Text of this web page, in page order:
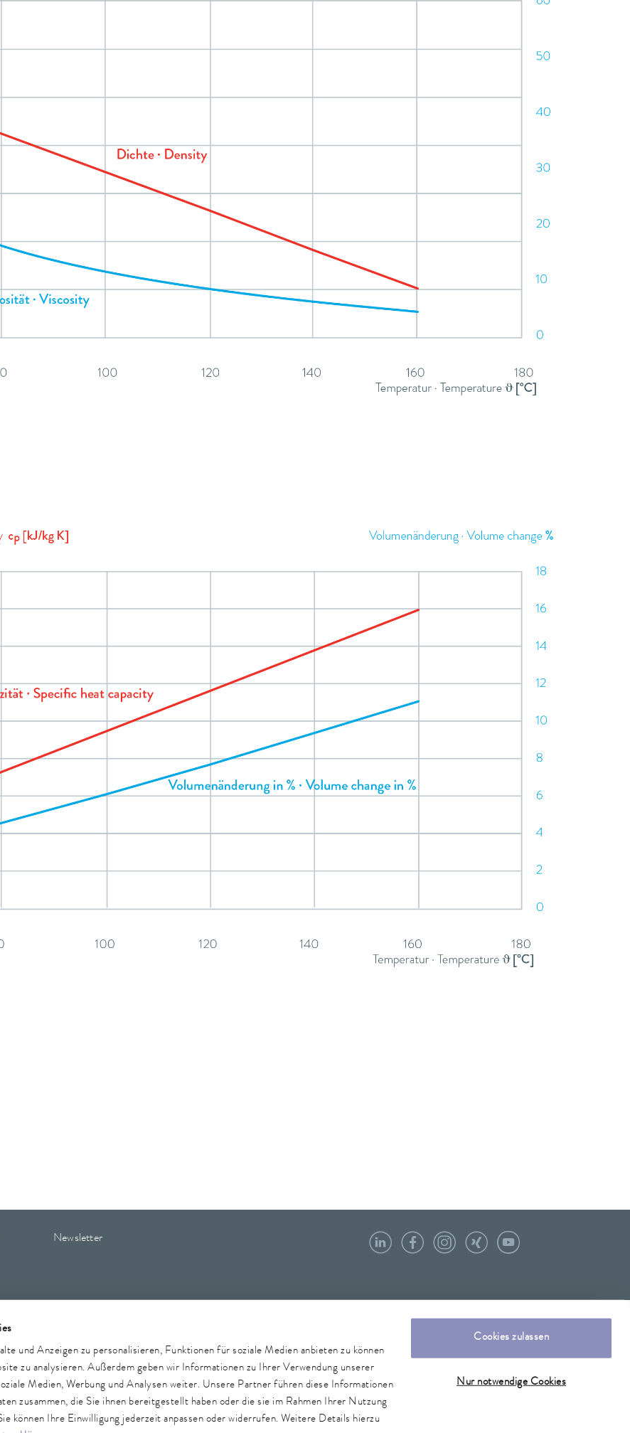
und Anzeigen zu personalisieren, Funktionen für soziale Medien anbieten zu können
zu analysieren. Außerdem geben wir Informationen zu Ihrer Verwendung unserer
Medien, Werbung und Analysen weiter. Unsere Partner führen diese Informationen
zusammen, die Sie ihnen bereitgestellt haben oder die sie im Rahmen Ihrer Nutzung
können Ihre Einwilligung jederzeit anpassen oder widerrufen. Weitere Details hierzu
Cookies zulassen
Nur notwendige Cookies
Newsletter